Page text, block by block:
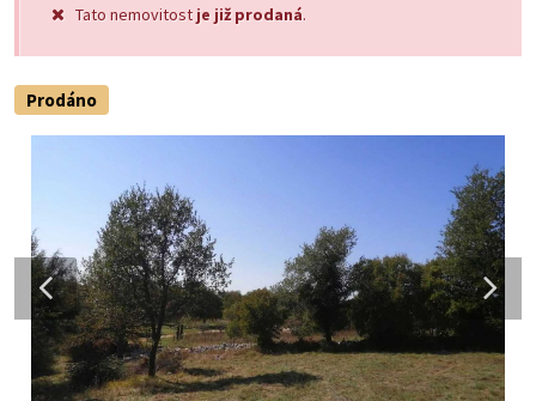
Tato nemovitost je již prodaná.
Prodáno